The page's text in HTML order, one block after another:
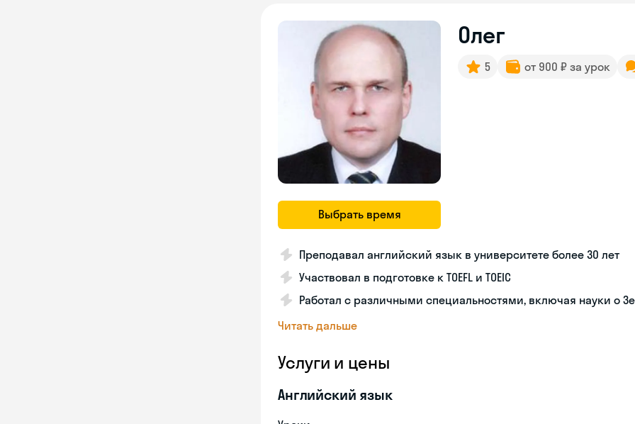
Выбрать время
Олег
5 от 900 ₽ за урок
Преподавал английский язык в университете более 30 лет
Участвовал в подготовке к TOEFL и TOEIC
Работал с различными специальностями, включая науки о
Читать дальше
Услуги и цены
Английский язык